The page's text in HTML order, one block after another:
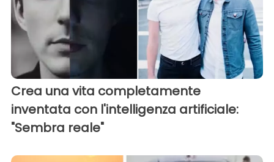
Crea una vita completamente
inventata con l'intelligenza artificiale:
"Sembra reale"